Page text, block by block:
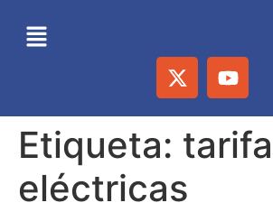
Etiqueta:
eléctricas